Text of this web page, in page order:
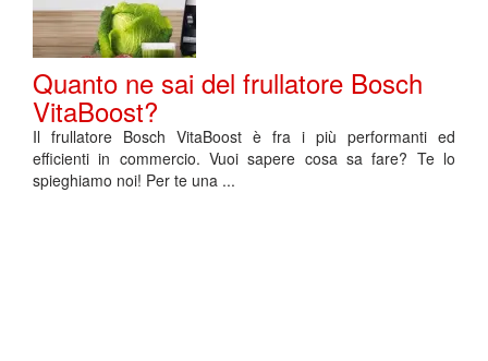
Quanto ne sai del frullatore Bosch
VitaBoost?
Il frullatore Bosch VitaBoost è fra i più performanti ed
efficienti in commercio. Vuoi sapere cosa sa fare? Te lo
spieghiamo noi! Per te una ...